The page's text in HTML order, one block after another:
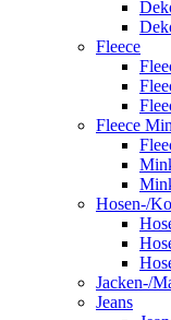
Fleece
Fleece
Hosen-/
Jacken-/
Jeans